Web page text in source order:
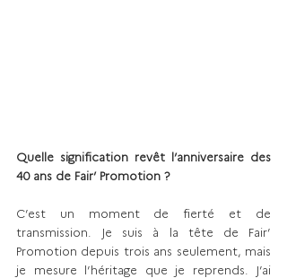
Quelle signification revêt l’anniversaire des
40 ans de Fair’ Promotion ?
C’est un moment de fierté et de
transmission. Je suis à la tête de Fair’
Promotion depuis trois ans seulement, mais
je mesure l’héritage que je reprends. J’ai